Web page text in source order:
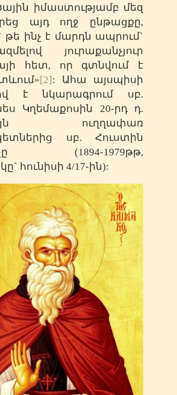
իմաստությամբ մեզ
այդ ողջ ընթացքը,
թե ինչ է մարդն ապրում`
յուրաքանչյուր
հետ, որ գտնվում է
[2]: Ահա այսպիսի
է նկարագրում սբ.
Կղեմաքոսին 20-րդ դ.
ուղղափառ
սբ. Հուստին
(1894-1979թթ,
հունիսի 4/17-ին):